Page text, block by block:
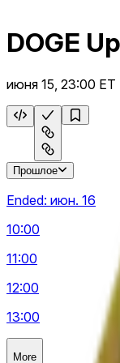
DOGE
июня 15, 23:00 ET
Прошлое
Ended: июн. 16
10:00
11:00
12:00
13:00
More